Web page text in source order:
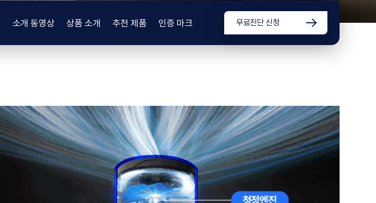
소개 동영상 상품 소개 추천 제품 인증 마크 무료진단 신청